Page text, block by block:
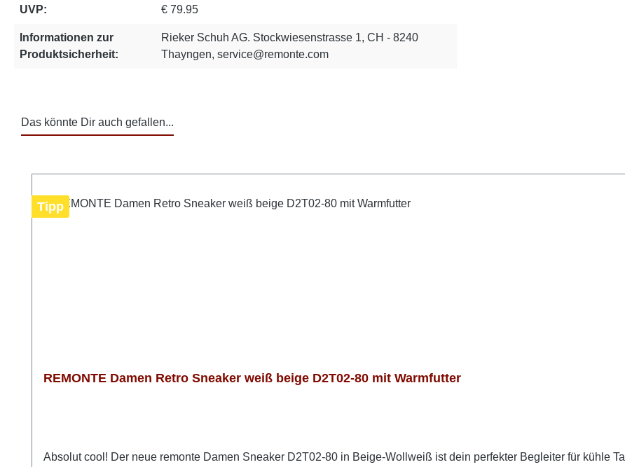
UVP: € 79.95
Informationen zur
Produktsicherheit:
Rieker Schuh AG. Stockwiesenstrasse 1, CH - 8240
Thayngen, service@remonte.com
Das könnte Dir auch gefallen...
Tipp
REMONTE Damen Retro Sneaker weiß beige D2T02-80 mit Warmfutter
Absolut cool! Der neue remonte Damen Sneaker D2T02-80 in Beige-Wollweiß ist dein perfekter Begleiter für kühle